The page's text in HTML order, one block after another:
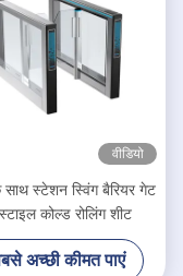
वीडियो
साथ स्टेशन स्विंग बैरियर गेट
कोल्ड रोलिंग शीट
अच्छी कीमत पाएं